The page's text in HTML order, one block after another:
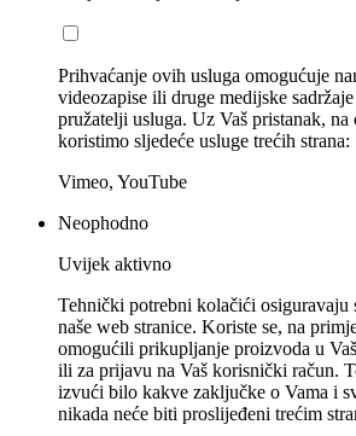
Prihvaćanje ovih usluga omogućuje
videozapise ili druge medijske
pružatelji usluga. Uz Vaš pristanak,
koristimo sljedeće usluge trećih strana:
Vimeo, YouTube
Neophodno
Uvijek aktivno
Tehnički potrebni kolačići osiguravaju
naše web stranice. Koriste se, na
omogućili prikupljanje proizvoda u
ili za prijavu na Vaš korisnički račun.
izvući bilo kakve zaključke o Vama i
nikada neće biti proslijeđeni trećim